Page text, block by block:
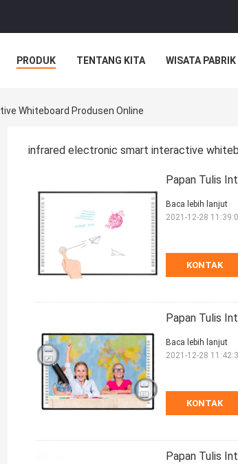
PRODUK TENTANG KITA WISATA PABRIK
Whiteboard Produsen Online
infrared electronic smart interactive
Papan Tulis
KONTAK
Baca lebih lanjut
2021-12-28
Papan Tulis
KONTAK
Baca lebih lanjut
2021-12-28
Papan Tulis